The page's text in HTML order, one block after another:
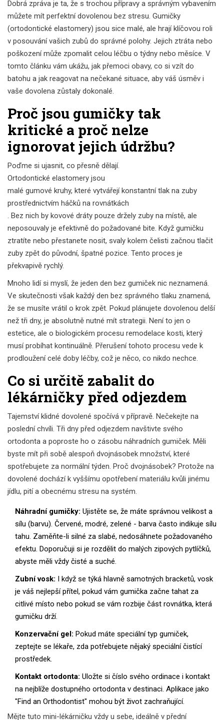
Dobrá zpráva je ta, že s trochou přípravy a správným vybavením
můžete mít perfektní dovolenou bez stresu. Gumičky
(ortodontické elastomery) jsou sice malé, ale hrají klíčovou roli
v posouvání vašich zubů do správné polohy. Jejich ztráta nebo
poškození může zpomalit celou léčbu o týdny nebo měsíce. V
tomto článku vám ukážu, jak přemoci obavy, co si vzít do
batohu a jak reagovat na nečekané situace, aby váš úsměv i
vaše dovolena zůstaly dokonalé.
Proč jsou gumičky tak
kritické a proč nelze
ignorovat jejich údržbu?
Poďme si ujasnit, co přesně dělají.
Ortodontické elastomery jsou
malé gumové kruhy, které vytvářejí konstantní tlak na zuby
prostřednictvím háčků na rovnátkách
. Bez nich by kovové dráty pouze držely zuby na místě, ale
neposouvaly je efektivně do požadované bite. Když gumičku
ztratíte nebo přestanete nosit, svaly kolem čelisti začnou tlačit
zuby zpět do původní, špatné pozice. Tento proces je
překvapivě rychlý.
Mnoho lidí si myslí, že jeden den bez gumiček nic neznamená.
Ve skutečnosti však každý den bez správného tlaku znamená,
že se musíte vrátil o krok zpět. Pokud plánujete dovolenou delší
než tři dny, je absolutně nutné mít strategii. Není to jen o
estetice, ale o biologickém procesu remodelace kosti, který
musí probíhat kontinuálně. Přerušení tohoto procesu vede k
prodloužení celé doby léčby, což je něco, co nikdo nechce.
Co si určitě zabalit do
lékárničky před odjezdem
Tajemství klidné dovolené spočívá v přípravě. Nečekejte na
poslední chvíli. Tři dny před odjezdem navštivte svého
ortodonta a poproste ho o zásobu náhradních gumiček. Měli
byste mít při sobě alespoň dvojnásobek množství, které
spotřebujete za normální týden. Proč dvojnásobek? Protože na
dovolené dochází k vyššímu opotřebení materiálu kvůli jinému
jídlu, pití a obecnému stresu na systém.
Náhradní gumičky: Ujistěte se, že máte správnou velikost a
sílu (barvu). Červené, modré, zelené - barva často indikuje sílu
tahu. Zaměňte-li silné za slabé, nedosáhnete požadovaného
efektu. Doporučuji si je rozdělit do malých zipových pytlíčků,
abyste měli vždy čisté a suché.
Zubní vosk: I když se týká hlavně samotných bracketů, vosk
je váš nejlepší přítel, pokud vám gumička začne tahat za
citlivé místo nebo pokud se vám rozbije část rovnátka, která
gumičku drží.
Konzervační gel: Pokud máte speciální typ gumiček,
zeptejte se lékaře, zda potřebujete nějaký speciální čistící
prostředek.
Kontakt ortodonta: Uložte si číslo svého ordinace i kontakt
na nejblíže dostupného ortodonta v destinaci. Aplikace jako
"Find an Orthodontist" mohou být život zachraňující.
Mějte tuto mini-lékárničku vždy u sebe, ideálně v přední